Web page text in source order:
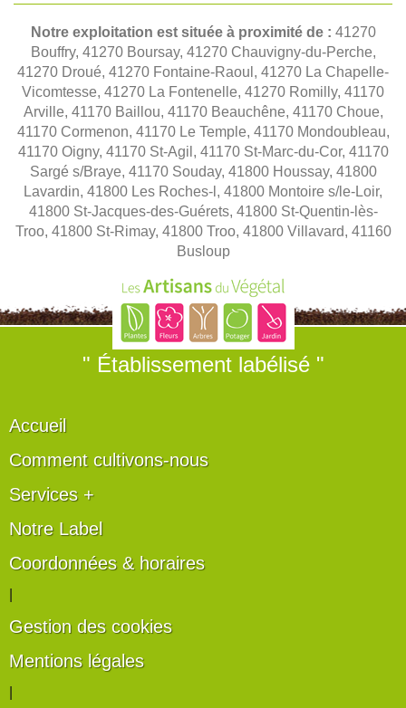
Notre exploitation est située à proximité de : 41270
Bouffry, 41270 Boursay, 41270 Chauvigny-du-Perche,
41270 Droué, 41270 Fontaine-Raoul, 41270 La Chapelle-
Vicomtesse, 41270 La Fontenelle, 41270 Romilly, 41170
Arville, 41170 Baillou, 41170 Beauchêne, 41170 Choue,
41170 Cormenon, 41170 Le Temple, 41170 Mondoubleau,
41170 Oigny, 41170 St-Agil, 41170 St-Marc-du-Cor, 41170
Sargé s/Braye, 41170 Souday, 41800 Houssay, 41800
Lavardin, 41800 Les Roches-l, 41800 Montoire s/le-Loir,
41800 St-Jacques-des-Guérets, 41800 St-Quentin-lès-
Troo, 41800 St-Rimay, 41800 Troo, 41800 Villavard, 41160
Busloup
" Établissement labélisé "
Accueil
Comment cultivons-nous
Services +
Notre Label
Coordonnées & horaires
Gestion des cookies
Mentions légales